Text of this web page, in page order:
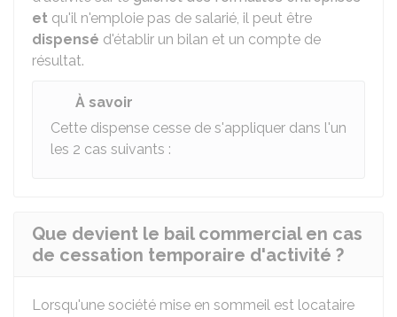
et qu'il n'emploie pas de salarié, il peut être
dispensé d'établir un bilan et un compte de
résultat.
À savoir
Cette dispense cesse de s'appliquer dans l'un
les 2 cas suivants :
Que devient le bail commercial en cas
de cessation temporaire d'activité ?
Lorsqu'une société mise en sommeil est locataire